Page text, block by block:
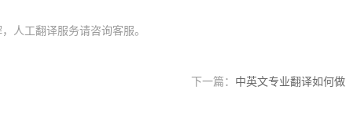
人工翻译服务请咨询客服。
下一篇： 中英文专业翻译如何做